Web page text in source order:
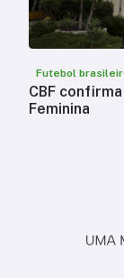
Futebol
CBF
Feminina